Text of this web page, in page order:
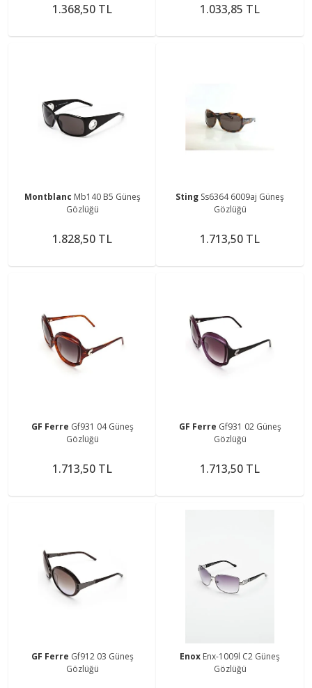
1.368,50 TL 1.033,85 TL
Montblanc Mb140 B5 Güneş
Gözlüğü
1.828,50 TL
Sting Ss6364 6009aj Güneş
Gözlüğü
1.713,50 TL
GF Ferre Gf931 04 Güneş
Gözlüğü
1.713,50 TL
GF Ferre Gf931 02 Güneş
Gözlüğü
1.713,50 TL
GF Ferre Gf912 03 Güneş
Gözlüğü
Enox Enx-1009l C2 Güneş
Gözlüğü